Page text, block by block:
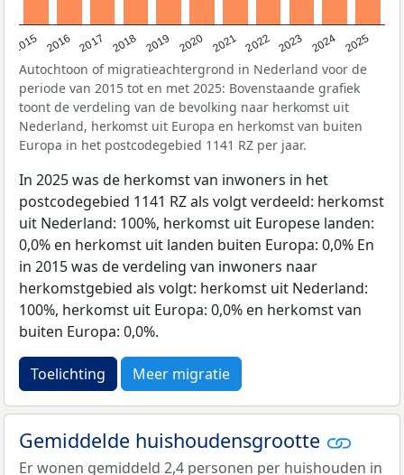
2015 2016 2017 2018 2019 2020 2021 2022 2023 2024 2025
Autochtoon of migratieachtergrond in Nederland voor de
periode van 2015 tot en met 2025: Bovenstaande grafiek
toont de verdeling van de bevolking naar herkomst uit
Nederland, herkomst uit Europa en herkomst van buiten
Europa in het postcodegebied 1141 RZ per jaar.
In 2025 was de herkomst van inwoners in het
postcodegebied 1141 RZ als volgt verdeeld: herkomst
uit Nederland: 100%, herkomst uit Europese landen:
0,0% en herkomst uit landen buiten Europa: 0,0% En
in 2015 was de verdeling van inwoners naar
herkomstgebied als volgt: herkomst uit Nederland:
100%, herkomst uit Europa: 0,0% en herkomst van
buiten Europa: 0,0%.
Toelichting Meer migratie
Gemiddelde huishoudensgrootte
Er wonen gemiddeld 2,4 personen per huishouden in